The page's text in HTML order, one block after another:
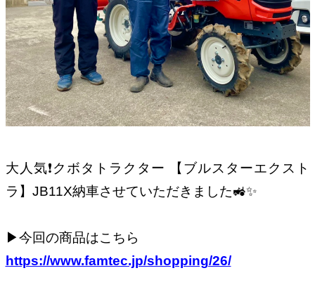
大人気❗️クボタトラクター 【ブルスターエクスト
ラ】JB11X納車させていただきました🚜✨
▶︎今回の商品はこちら
https://www.famtec.jp/shopping/26/